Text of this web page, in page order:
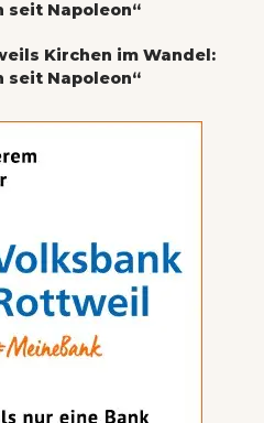
seit Napoleon“
Kirchen im Wandel:
seit Napoleon“